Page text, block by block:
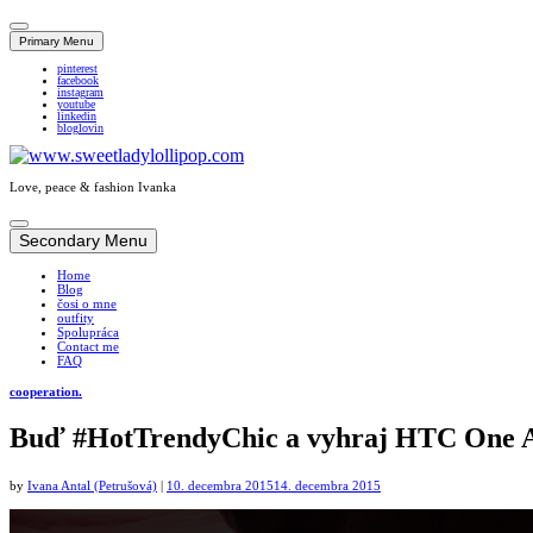
Primary Menu
pinterest
facebook
instagram
youtube
linkedin
bloglovin
Love, peace & fashion Ivanka
Skip
to
content
Secondary Menu
Home
Blog
čosi o mne
outfity
Spolupráca
Contact me
FAQ
cooperation.
Buď #HotTrendyChic a vyhraj HTC One
by Ivana Antal (Petrušová) 10. decembra 201514. decembra 2015